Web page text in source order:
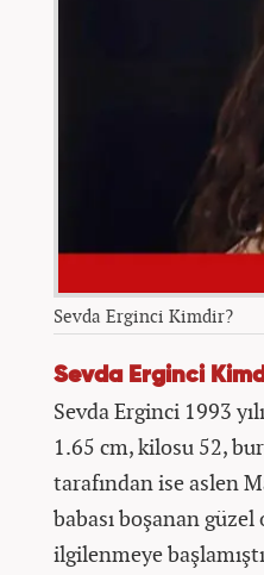
Sevda Erginci Kimdir?
Sevda Erginci
Sevda Erginci 1993
1.65 cm, kilosu 52,
tarafından ise aslen
babası boşanan
ilgilenmeye